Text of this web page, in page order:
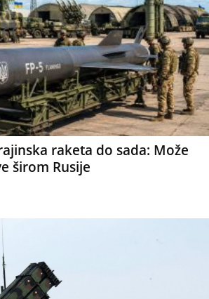
raketa do sada: Može
širom Rusije